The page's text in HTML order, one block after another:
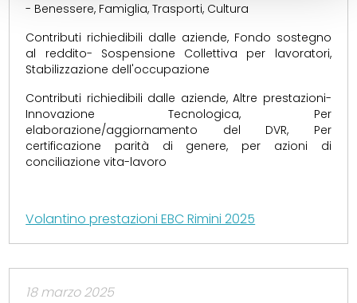
- Benessere, Famiglia, Trasporti, Cultura
Contributi richiedibili dalle aziende, Fondo sostegno
al reddito- Sospensione Collettiva per lavoratori,
Stabilizzazione dell'occupazione
Contributi richiedibili dalle aziende, Altre prestazioni-
Innovazione Tecnologica, Per
elaborazione/aggiornamento del DVR, Per
certificazione parità di genere, per azioni di
conciliazione vita-lavoro
Volantino prestazioni EBC Rimini 2025
18 marzo 2025